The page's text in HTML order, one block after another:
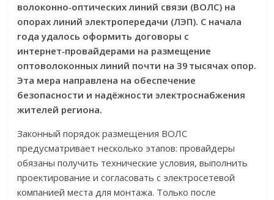
волоконно‑оптических линий связи (ВОЛС) на
опорах линий электропередачи (ЛЭП). С начала
года удалось оформить договоры с
интернет‑провайдерами на размещение
оптоволоконных линий почти на 39 тысячах опор.
Эта мера направлена на обеспечение
безопасности и надёжности электроснабжения
жителей региона.
Законный порядок размещения ВОЛС
предусматривает несколько этапов: провайдеры
обязаны получить технические условия, выполнить
проектирование и согласовать с электросетевой
компанией места для монтажа. Только после